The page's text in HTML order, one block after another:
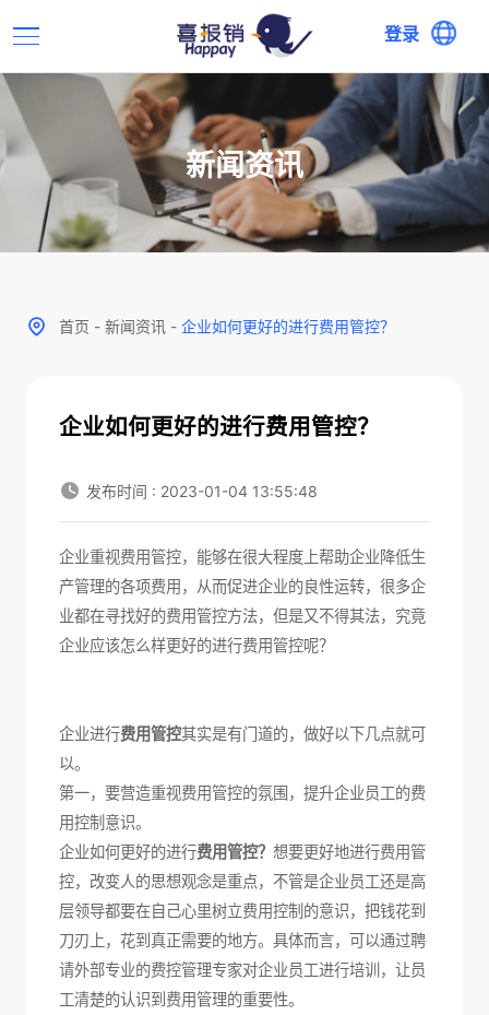
登录
新闻资讯
首页 - 新闻资讯 - 企业如何更好的进行费用管控？
企业如何更好的进行费用管控？
发布时间 : 2023-01-04 13:55:48
企业重视费用管控，能够在很大程度上帮助企业降低生
产管理的各项费用，从而促进企业的良性运转，很多企
业都在寻找好的费用管控方法，但是又不得其法，究竟
企业应该怎么样更好的进行费用管控呢？
企业进行费用管控其实是有门道的，做好以下几点就可
以。
第一，要营造重视费用管控的氛围，提升企业员工的费
用控制意识。
企业如何更好的进行费用管控？ 想要更好地进行费用管
控，改变人的思想观念是重点，不管是企业员工还是高
层领导都要在自己心里树立费用控制的意识，把钱花到
刀刃上，花到真正需要的地方。具体而言，可以通过聘
请外部专业的费控管理专家对企业员工进行培训，让员
工清楚的认识到费用管理的重要性。